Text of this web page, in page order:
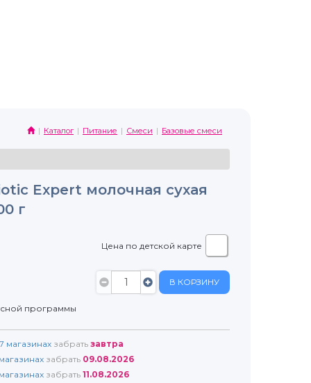
Каталог Питание Смеси Базовые смеси
Expert молочная сухая
г
Цена по детской карте
В КОРЗИНУ
программы
магазинах забрать завтра
магазинах забрать 09.08.2026
магазинах забрать 11.08.2026